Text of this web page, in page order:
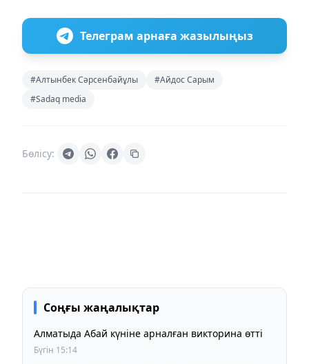
Телеграм арнаға жазылыңыз
#Алтынбек Сәрсенбайұлы
#Айдос Сарым
#Sadaq media
Бөлісу:
Соңғы жаңалықтар
Алматыда Абай күніне арналған викторина өтті
Бүгін 15:14